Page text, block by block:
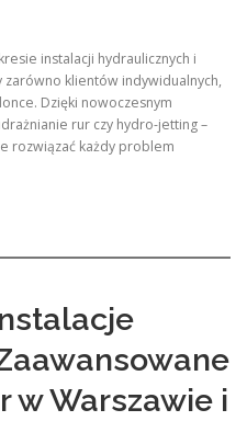
instalacji hydraulicznych i
zarówno klientów indywidualnych,
Dzięki nowoczesnym
rur czy hydro-jetting –
rozwiązać każdy problem
w Warszawie i